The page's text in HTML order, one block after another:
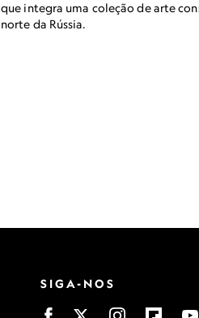
que integra uma coleção de arte
norte da Rússia.
SIGA-NOS